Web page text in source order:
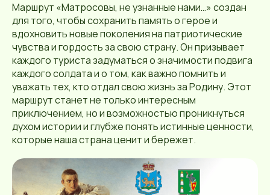
Маршрут «Матросовы, не узнанные нами…» создан
для того, чтобы сохранить память о герое и
вдохновить новые поколения на патриотические
чувства и гордость за свою страну. Он призывает
каждого туриста задуматься о значимости подвига
каждого солдата и о том, как важно помнить и
уважать тех, кто отдал свою жизнь за Родину. Этот
маршрут станет не только интересным
приключением, но и возможностью проникнуться
духом истории и глубже понять истинные ценности,
которые наша страна ценит и бережет.